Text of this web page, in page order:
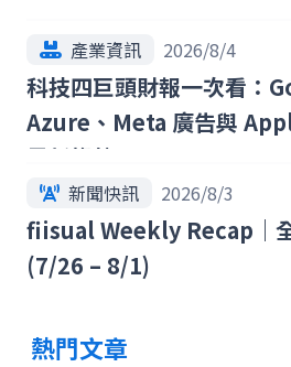
產業資訊 2026/8/4
科技四巨頭財報一次看：
Azure、Meta 廣告與
最新趨勢
新聞快訊 2026/8/3
fiisual Weekly Recap｜
(7/26 – 8/1)
熱門文章